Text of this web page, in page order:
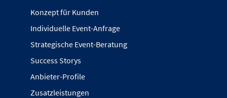
Konzept für Kunden
Individuelle Event-Anfrage
Strategische Event-Beratung
Success Storys
Anbieter-Profile
Zusatzleistungen